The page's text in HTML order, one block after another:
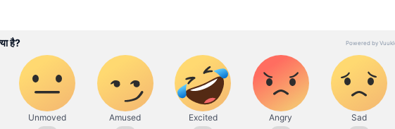
क्या एक 'गलत हस्ताक्षर' ले डूबा विजय
का CM पद? तमिलनाडु की राजनीति
में TVK की वो भारी चूक!
Tamil Nadu: थलापति विजय की
'गले की फांस' न बन जाए उनका वादा?
आखिर कहां से आएगा हर साल
हिंदी में बतौर डिप्टी न्यूज एडिटर काम कर रहे हैं। माखनलाल चतुर्वेदी राष्ट्रीय पत्रकारिता विश्वविद्यालय
ऑफ जर्नलिज्म की डिग्री ली है। नेशनल, इंटरनेशनल, पॉलिटिक्स, बिजनेस, एंटरटेनमेंट और फीचर
काम करना पसंद। ये राज एक्सप्रेस, दैनिक भास्कर, नई दुनिया (जागरण ग्रुप) जैसे मीडिया संस्थानों में डेस्क
का काम कर चुके हैं।